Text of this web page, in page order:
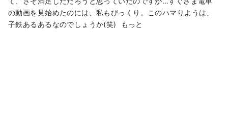
の動画を見始めたのには、私もびっくり。このハマりようは、
子鉄あるあるなのでしょうか(笑) もっと